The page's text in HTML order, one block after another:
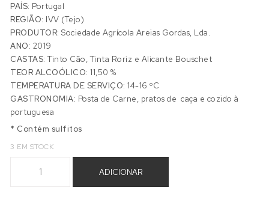
PAÍS: Portugal
REGIÃO: IVV (Tejo)
PRODUTOR: Sociedade Agrícola Areias Gordas, Lda.
ANO: 2019
CASTAS: Tinto Cão, Tinta Roriz e Alicante Bouschet
TEOR ALCOÓLICO:11,50 %
TEMPERATURA DE SERVIÇO: 14-16 ºC
GASTRONOMIA: Posta de Carne, pratos de caça e cozido à
portuguesa
* Contém sulfitos
3 EM STOCK
ADICIONAR